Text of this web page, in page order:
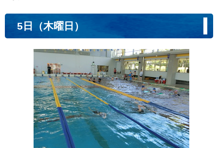
5日（木曜日）